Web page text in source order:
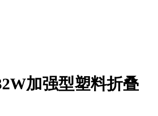
加强型塑料折叠